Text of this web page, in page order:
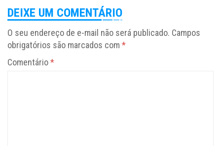
DEIXE UM COMENTÁRIO
O seu endereço de e-mail não será publicado. Campos
obrigatórios são marcados com *
Comentário*